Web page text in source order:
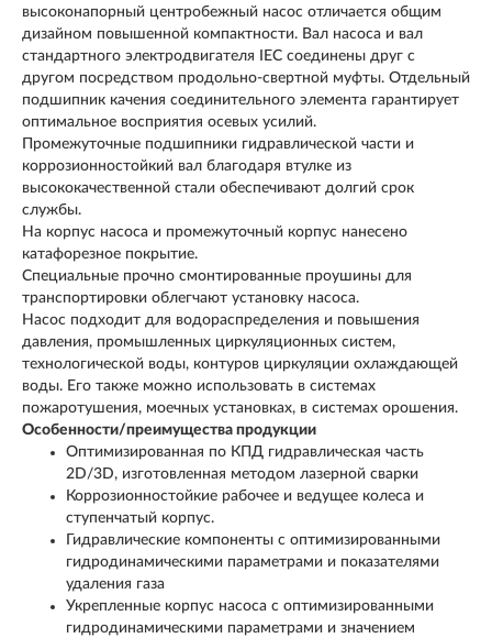
высоконапорный центробежный насос отличается общим
дизайном повышенной компактности. Вал насоса и вал
стандартного электродвигателя IEC соединены друг с
другом посредством продольно-свертной муфты. Отдельный
подшипник качения соединительного элемента гарантирует
оптимальное восприятия осевых усилий.
Промежуточные подшипники гидравлической части и
коррозионностойкий вал благодаря втулке из
высококачественной стали обеспечивают долгий срок
службы.
На корпус насоса и промежуточный корпус нанесено
катафорезное покрытие.
Специальные прочно смонтированные проушины для
транспортировки облегчают установку насоса.
Насос подходит для водораспределения и повышения
давления, промышленных циркуляционных систем,
технологической воды, контуров циркуляции охлаждающей
воды. Его также можно использовать в системах
пожаротушения, моечных установках, в системах орошения.
Особенности/преимущества продукции
Оптимизированная по КПД гидравлическая часть
2D/3D, изготовленная методом лазерной сварки
Коррозионностойкие рабочее и ведущее колеса и
ступенчатый корпус.
Гидравлические компоненты с оптимизированными
гидродинамическими параметрами и показателями
удаления газа
Укрепленные корпус насоса с оптимизированными
гидродинамическими параметрами и значением